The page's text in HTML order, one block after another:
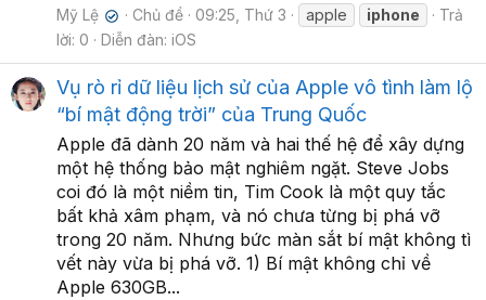
Mỹ Lệ ✔ Chủ đề 09:25, Thứ 3 apple iphone
Trả
lời: 0
Diễn đàn: iOS
Vụ rò rỉ dữ liệu lịch sử của Apple vô tình làm lộ
“bí mật động trời” của Trung Quốc
Apple đã dành 20 năm và hai thế hệ để xây dựng
một hệ thống bảo mật nghiêm ngặt. Steve Jobs
coi đó là một niềm tin, Tim Cook là một quy tắc
bất khả xâm phạm, và nó chưa từng bị phá vỡ
trong 20 năm. Nhưng bức màn sắt bí mật không tì
vết này vừa bị phá vỡ. 1) Bí mật không chỉ về
Apple 630GB...